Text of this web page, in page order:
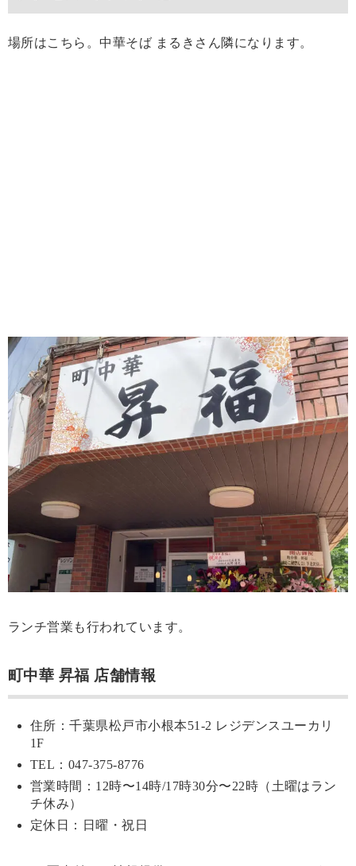
場所はこちら。中華そば まるきさん隣になります。
ランチ営業も行われています。
町中華 昇福 店舗情報
住所：千葉県松戸市小根本51-2 レジデンスユーカリ
1F
TEL：047-375-8776
営業時間：12時〜14時/17時30分〜22時（土曜はラン
チ休み）
定休日：日曜・祝日